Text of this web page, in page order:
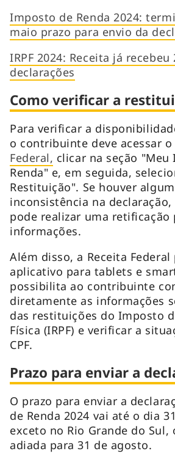
Imposto de Renda 2024:
maio prazo para envio da
IRPF 2024: Receita já
declarações
Como verificar a
Para verificar a
o contribuinte deve acessar
Federal, clicar na seção
Renda" e, em seguida,
Restituição". Se houver
inconsistência na
pode realizar uma retificação
informações.
Além disso, a Receita Federal
aplicativo para tablets e
possibilita ao contribuinte
diretamente as informações
das restituições do Imposto
Física (IRPF) e verificar a
CPF.
Prazo para enviar a
O prazo para enviar a
de Renda 2024 vai até o dia
exceto no Rio Grande do Sul,
adiada para 31 de agosto.